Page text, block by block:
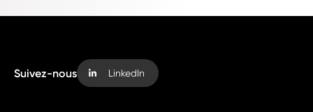
Suivez-nous LinkedIn